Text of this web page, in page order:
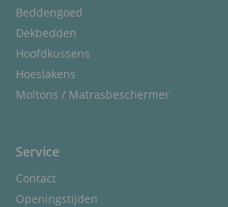
Beddengoed
Dekbedden
Hoofdkussens
Hoeslakens
Moltons / Matrasbeschermer
Service
Contact
Openingstijden